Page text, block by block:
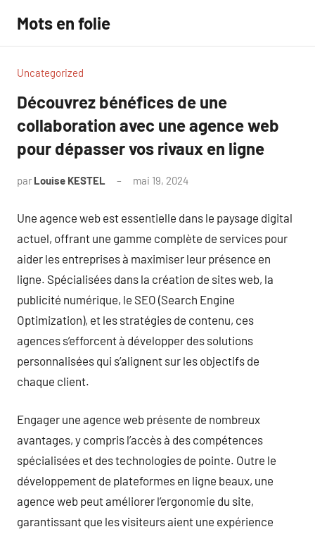
contenu
Mots en folie
Uncategorized
Découvrez bénéfices de une
collaboration avec une agence web
pour dépasser vos rivaux en ligne
par Louise KESTEL mai 19, 2024
Une agence web est essentielle dans le paysage digital
actuel, offrant une gamme complète de services pour
aider les entreprises à maximiser leur présence en
ligne. Spécialisées dans la création de sites web, la
publicité numérique, le SEO (Search Engine
Optimization), et les stratégies de contenu, ces
agences s’efforcent à développer des solutions
personnalisées qui s’alignent sur les objectifs de
chaque client.
Engager une agence web présente de nombreux
avantages, y compris l’accès à des compétences
spécialisées et des technologies de pointe. Outre le
développement de plateformes en ligne beaux, une
agence web peut améliorer l’ergonomie du site,
garantissant que les visiteurs aient une expérience